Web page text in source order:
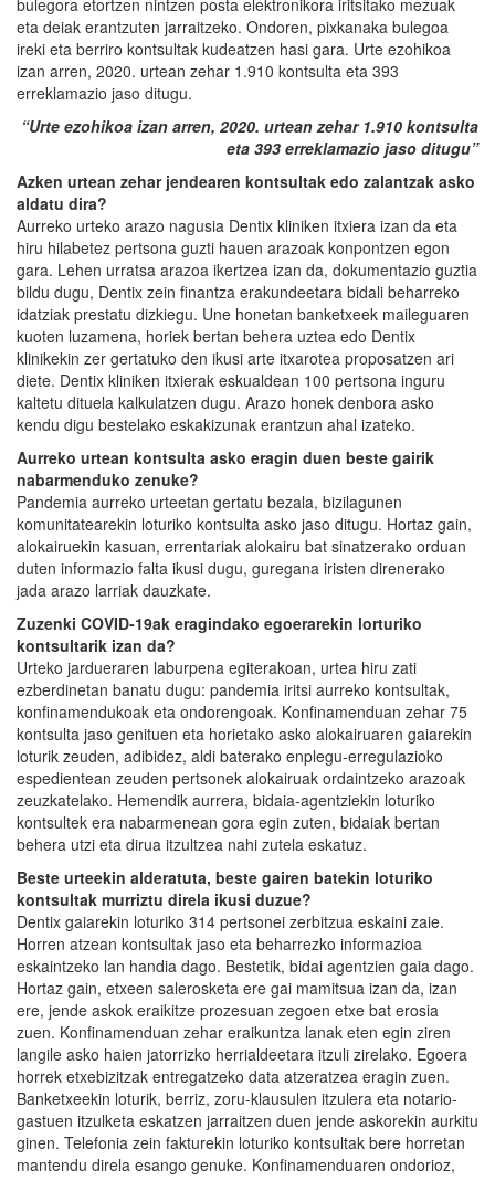
bulegora etortzen nintzen posta elektronikora iritsitako mezuak
eta deiak erantzuten jarraitzeko. Ondoren, pixkanaka bulegoa
ireki eta berriro kontsultak kudeatzen hasi gara. Urte ezohikoa
izan arren, 2020. urtean zehar 1.910 kontsulta eta 393
erreklamazio jaso ditugu.
“Urte ezohikoa izan arren, 2020. urtean zehar 1.910 kontsulta
eta 393 erreklamazio jaso ditugu”
Azken urtean zehar jendearen kontsultak edo zalantzak asko
aldatu dira?
Aurreko urteko arazo nagusia Dentix kliniken itxiera izan da eta
hiru hilabetez pertsona guzti hauen arazoak konpontzen egon
gara. Lehen urratsa arazoa ikertzea izan da, dokumentazio guztia
bildu dugu, Dentix zein finantza erakundeetara bidali beharreko
idatziak prestatu dizkiegu. Une honetan banketxeek maileguaren
kuoten luzamena, horiek bertan behera uztea edo Dentix
klinikekin zer gertatuko den ikusi arte itxarotea proposatzen ari
diete. Dentix kliniken itxierak eskualdean 100 pertsona inguru
kaltetu dituela kalkulatzen dugu. Arazo honek denbora asko
kendu digu bestelako eskakizunak erantzun ahal izateko.
Aurreko urtean kontsulta asko eragin duen beste gairik
nabarmenduko zenuke?
Pandemia aurreko urteetan gertatu bezala, bizilagunen
komunitatearekin loturiko kontsulta asko jaso ditugu. Hortaz gain,
alokairuekin kasuan, errentariak alokairu bat sinatzerako orduan
duten informazio falta ikusi dugu, guregana iristen direnerako
jada arazo larriak dauzkate.
Zuzenki COVID-19ak eragindako egoerarekin lorturiko
kontsultarik izan da?
Urteko jardueraren laburpena egiterakoan, urtea hiru zati
ezberdinetan banatu dugu: pandemia iritsi aurreko kontsultak,
konfinamendukoak eta ondorengoak. Konfinamenduan zehar 75
kontsulta jaso genituen eta horietako asko alokairuaren gaiarekin
loturik zeuden, adibidez, aldi baterako enplegu-erregulazioko
espedientean zeuden pertsonek alokairuak ordaintzeko arazoak
zeuzkatelako. Hemendik aurrera, bidaia-agentziekin loturiko
kontsultek era nabarmenean gora egin zuten, bidaiak bertan
behera utzi eta dirua itzultzea nahi zutela eskatuz.
Beste urteekin alderatuta, beste gairen batekin loturiko
kontsultak murriztu direla ikusi duzue?
Dentix gaiarekin loturiko 314 pertsonei zerbitzua eskaini zaie.
Horren atzean kontsultak jaso eta beharrezko informazioa
eskaintzeko lan handia dago. Bestetik, bidai agentzien gaia dago.
Hortaz gain, etxeen salerosketa ere gai mamitsua izan da, izan
ere, jende askok eraikitze prozesuan zegoen etxe bat erosia
zuen. Konfinamenduan zehar eraikuntza lanak eten egin ziren
langile asko haien jatorrizko herrialdeetara itzuli zirelako. Egoera
horrek etxebizitzak entregatzeko data atzeratzea eragin zuen.
Banketxeekin loturik, berriz, zoru-klausulen itzulera eta notario-
gastuen itzulketa eskatzen jarraitzen duen jende askorekin aurkitu
ginen. Telefonia zein fakturekin loturiko kontsultak bere horretan
mantendu direla esango genuke. Konfinamenduaren ondorioz,